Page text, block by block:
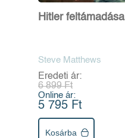
Hitler feltámadása
Steve Matthews
Eredeti ár:
6 899 Ft
Online ár:
5 795 Ft
Kosárba